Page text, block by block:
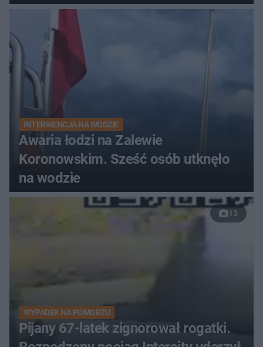
do szpitala
INTERWENCJA NA WODZIE
Awaria łodzi na Zalewie
Koronowskim. Sześć osób utknęło
na wodzie
13
WYPADEK NA POMORZU
Pijany 67-latek zignorował rogatki.